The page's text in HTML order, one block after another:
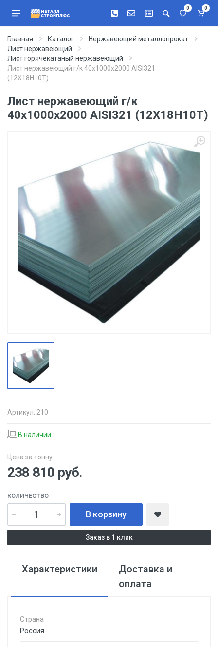
0 0
Главная Каталог
Нержавеющий металлопрокат
Лист нержавеющий
Лист горячекатаный нержавеющий
Лист нержавеющий г/к 40х1000х2000 AISI321
(12Х18Н10Т)
Лист нержавеющий г/к
40х1000х2000 AISI321 (12Х18Н10Т)
Артикул: 210
В наличии
Цена за тонну:
238 810 руб.
КОЛИЧЕСТВО
В корзину
Заказ в 1 клик
Характеристики
Доставка и
оплата
Страна
Россия